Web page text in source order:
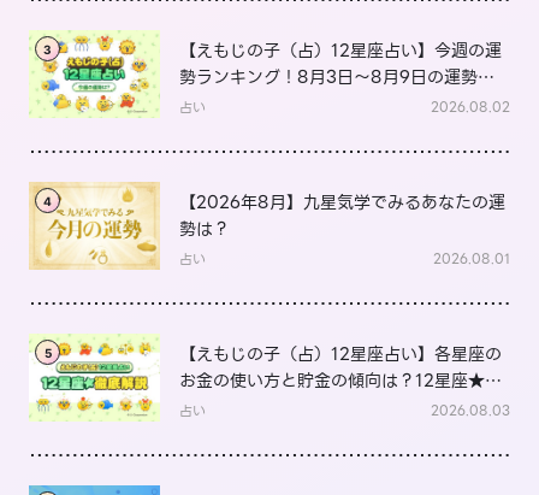
3
【えもじの子（占）12星座占い】今週の運
勢ランキング！8月3日～8月9日の運勢
は？
占い 2026.08.02
4
【2026年8月】九星気学でみるあなたの運
勢は？
占い 2026.08.01
5
【えもじの子（占）12星座占い】各星座の
お金の使い方と貯金の傾向は？12星座★徹
底解説
占い 2026.08.03